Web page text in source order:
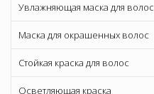
Увлажняющая маска для волос
Маска для окрашенных волос
Стойкая краска для волос
Осветляющая краска